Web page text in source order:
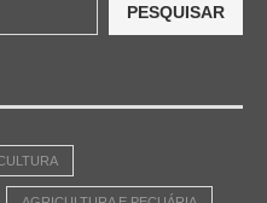
PESQUISAR